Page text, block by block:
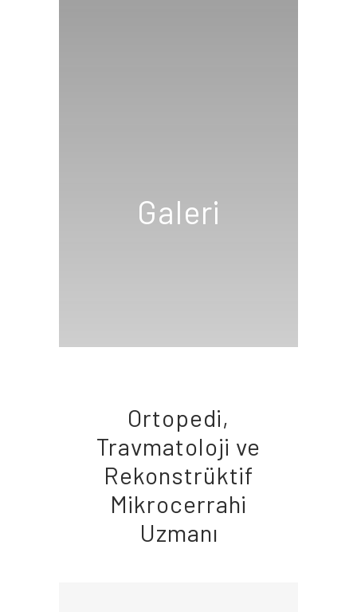
Galeri
Ortopedi,
Travmatoloji ve
Rekonstrüktif
Mikrocerrahi
Uzmanı